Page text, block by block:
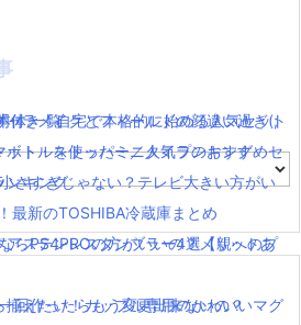
ラメイクとフィールドの顔違い過ぎ(;
さすぎじゃない？テレビ大きい方がい
らPS4PROの方がいいの？メリットあ
回作ったらもう変更出来ないの？
付き！自宅で本格的に始める人気セット
トルを使ったミニタイプのおすすめセ
最新のTOSHIBA冷蔵庫まとめ
アステンレスタンブラー4選【親へのプ
揃えたい！カップル専用のかわいいマグ
体 一覧
ト・ストッパー／人気ランキング
ンキング